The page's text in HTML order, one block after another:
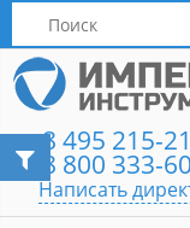
8 495 215-
8 800 333-
Написать